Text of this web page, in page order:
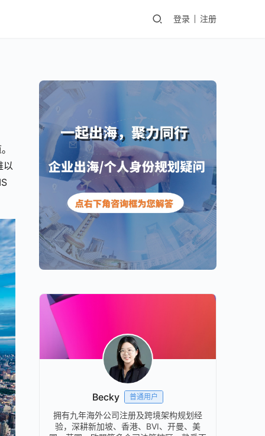
登录 注册
以
Becky 普通用户
拥有九年海外公司注册及跨境架构规划经
验，深耕新加坡、香港、BVI、开曼、美